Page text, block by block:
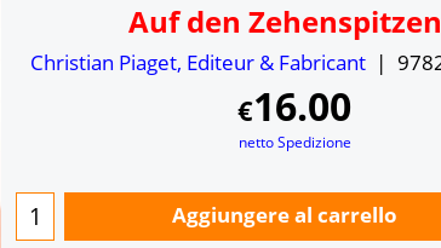
Auf den
Christian Piaget, Editeur & Fabricant
€16.00
netto Spedizione
Aggiungere al carrello